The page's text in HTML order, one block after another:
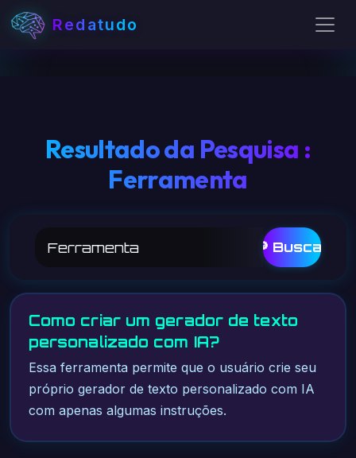
Redatudo
Resultado da Pesquisa :
Ferramenta
🔎 Buscar
Como criar um gerador de texto
personalizado com IA?
Essa ferramenta permite que o usuário crie seu
próprio gerador de texto personalizado com IA
com apenas algumas instruções.